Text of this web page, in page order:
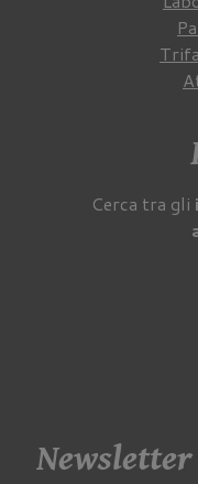
Cerca tra gli
Newsletter